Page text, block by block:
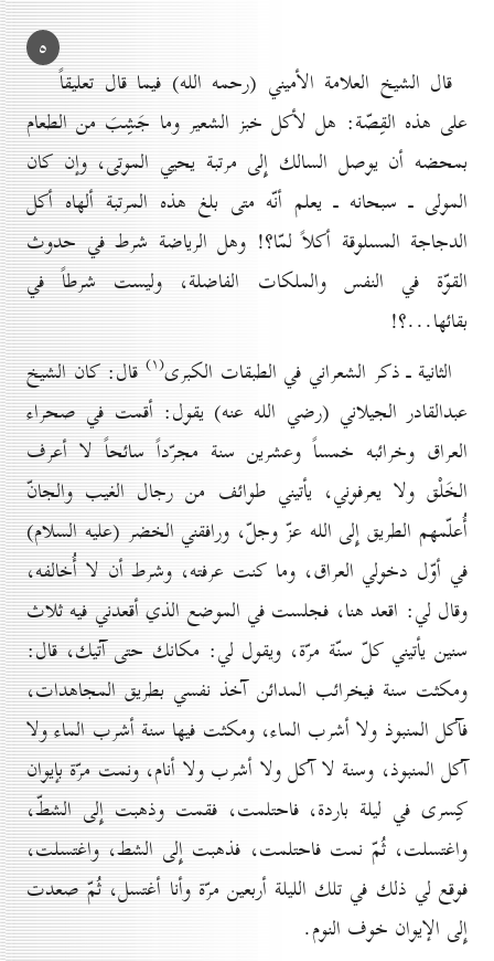
٥
قال الشيخ العلامة الأميني (رحمه الله) فيما قال تعليقاً
على هذه القِصّة: هل لأكل خبز الشعير وما جَشِبَ من الطعام
بمحضه أن يوصل السالك إِلى مرتبة يحيي الموتى، وإن كان
المولى ـ سبحانه ـ يعلم أنّه متى بلغ هذه المرتبة ألهاه أكل
الدجاجة المسلوقة أكلاً لمّا؟! وهل الرياضة شرط في حدوث
القوّة في النفس والملكات الفاضلة، وليست شرطاً في
بقائها...؟!
الثانية ـ ذكر الشعراني في الطبقات الكبرى(۱)
قال: كان الشيخ
عبدالقادر الجيلاني (رضي الله عنه) يقول: أقمت في صحراء
العراق وخرائبه خمساً وعشرين سنة مجرّداً سائحاً لا أعرف
الخَلْق ولا يعرفوني، يأتيني طوائف من رجال الغيب والجانّ
أُعلّمهم الطريق إِلى الله عزّ وجلّ، ورافقني الخضر (عليه السلام)
في أوّل دخولي العراق، وما كنت عرفته، وشرط أن لا أُخالفه،
وقال لي: اقعد هنا، فجلست في الموضع الذي أقعدني فيه ثلاث
سنين يأتيني كلّ سنّة مرّة، ويقول لي: مكانك حتى آتيك، قال:
ومكثت سنة فيخرائب المدائن آخذ نفسي بطريق المجاهدات،
فآكل المنبوذ ولا أشرب الماء، ومكثت فيها سنة أشرب الماء ولا
آكل المنبوذ، وسنة لا آكل ولا أشرب ولا أنام، ونمت مرّة بإيوان
كِسرى في ليلة باردة، فاحتلمت، فقمت وذهبت إِلى الشطّ،
واغتسلت، ثُمّ نمت فاحتلمت، فذهبت إِلى الشط، واغتسلت،
فوقع لي ذلك في تلك الليلة أربعين مرّة وأنا أغتسل، ثُمّ صعدت
إِلى الإيوان خوف النوم.